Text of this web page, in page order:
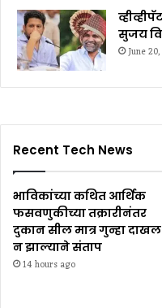
सुजय
June
Recent Tech News
भाविकांच्या कथित आर्थिक
फसवणुकीच्या तक्रारीनंतर
दुकान सील मात्र गुन्हा दाखल
न झाल्याने संताप
14 hours ago